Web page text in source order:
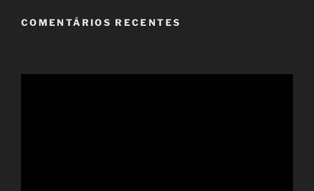
COMENTÁRIOS RECENTES